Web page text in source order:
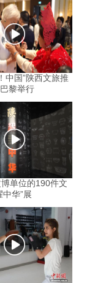
中国”陕西文旅推
黎举行
单位的190件文
中华”展